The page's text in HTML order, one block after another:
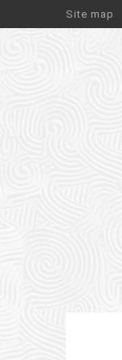
Site map